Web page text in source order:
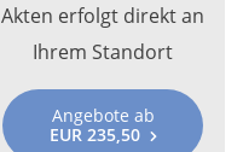
Akten erfolgt direkt an
Ihrem Standort
Angebote ab
EUR 235,50